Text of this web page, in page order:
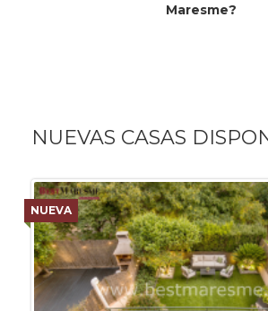
Maresme?
NUEVAS CASAS
NUEVA